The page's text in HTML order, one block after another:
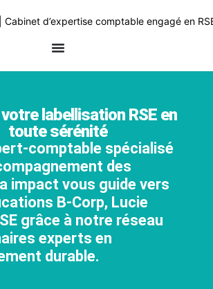
labellisation RSE en
toute sérénité
comptable spécialisé
des
impact vous guide vers
B-Corp, Lucie
grâce à notre réseau
experts en
durable.